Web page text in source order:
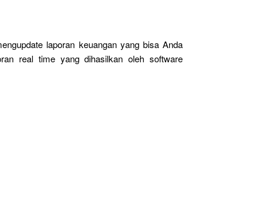
laporan keuangan yang bisa Anda
real time yang dihasilkan oleh software